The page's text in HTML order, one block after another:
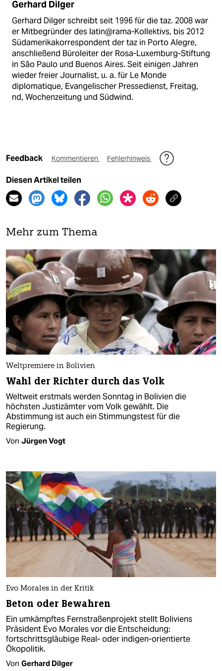
Gerhard Dilger
Gerhard Dilger schreibt seit 1996 für die taz. 2008 war
er Mitbegründer des latin@rama-Kollektivs, bis 2012
Südamerikakorrespondent der taz in Porto Alegre,
anschließend Büroleiter der Rosa-Luxemburg-Stiftung
in São Paulo und Buenos Aires. Seit einigen Jahren
wieder freier Journalist, u. a. für Le Monde
diplomatique, Evangelischer Pressedienst, Freitag,
nd, Wochenzeitung und Südwind.
Feedback Kommentieren Fehlerhinweis
Diesen Artikel teilen
Mehr zum Thema
Weltpremiere in Bolivien
Wahl der Richter durch das Volk
Weltweit erstmals werden Sonntag in Bolivien die
höchsten Justizämter vom Volk gewählt. Die
Abstimmung ist auch ein Stimmungstest für die
Regierung.
Von Jürgen Vogt
Evo Morales in der Kritik
Beton oder Bewahren
Ein umkämpftes Fernstraßenprojekt stellt Boliviens
Präsident Evo Morales vor die Entscheidung:
fortschrittsgläubige Real- oder indigen-orientierte
Ökopolitik.
Von Gerhard Dilger